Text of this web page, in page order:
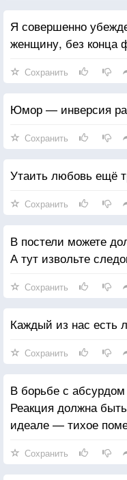
Я совершенно
женщину, без конца
Сохранить
Юмор — инверсия
Сохранить
Утаить любовь ещё
Сохранить
В постели можете
А тут извольте
Сохранить
Каждый из нас есть
Сохранить
В борьбе с
Реакция должна
идеале — тихое
Сохранить